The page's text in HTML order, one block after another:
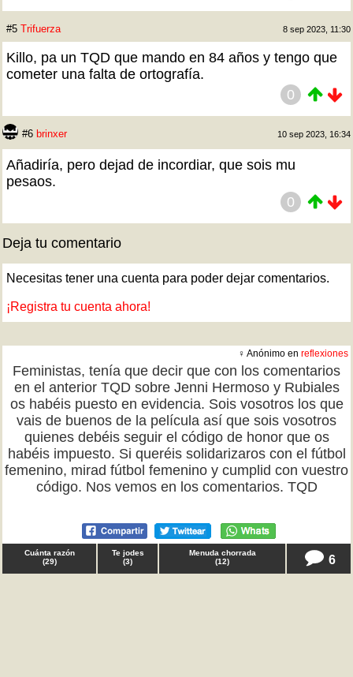
#5 Trifuerza 8 sep 2023, 11:30
Killo, pa un TQD que mando en 84 años y tengo que
cometer una falta de ortografía.
0
#6 brinxer 10 sep 2023, 16:34
Añadiría, pero dejad de incordiar, que sois mu
pesaos.
0
Deja tu comentario
Necesitas tener una cuenta para poder dejar comentarios.
¡Registra tu cuenta ahora!
♀ Anónimo en reflexiones
Feministas, tenía que decir que con los comentarios
en el anterior TQD sobre Jenni Hermoso y Rubiales
os habéis puesto en evidencia. Sois vosotros los que
vais de buenos de la película así que sois vosotros
quienes debéis seguir el código de honor que os
habéis impuesto. Si queréis solidarizaros con el fútbol
femenino, mirad fútbol femenino y cumplid con vuestro
código. Nos vemos en los comentarios. TQD
Cuánta razón
(29)
Te jodes
(3)
Menuda chorrada
(12) 6